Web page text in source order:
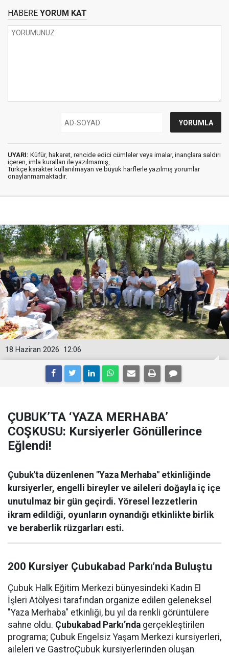
HABERE YORUM KAT
UYARI: Küfür, hakaret, rencide edici cümleler veya imalar, inançlara saldırı
içeren, imla kuralları ile yazılmamış,
Türkçe karakter kullanılmayan ve büyük harflerle yazılmış yorumlar
onaylanmamaktadır.
12:06
18 Haziran 2026
ÇUBUK’TA ‘YAZA MERHABA’
COŞKUSU: Kursiyerler Gönüllerince
Eğlendi!
Çubuk'ta düzenlenen "Yaza Merhaba" etkinliğinde
kursiyerler, engelli bireyler ve aileleri doğayla iç içe
unutulmaz bir gün geçirdi. Yöresel lezzetlerin
ikram edildiği, oyunların oynandığı etkinlikte birlik
ve beraberlik rüzgarları esti.
200 Kursiyer Çubukabad Parkı’nda Buluştu
Çubuk Halk Eğitim Merkezi bünyesindeki Kadın El
İşleri Atölyesi tarafından organize edilen geleneksel
"Yaza Merhaba" etkinliği, bu yıl da renkli görüntülere
sahne oldu. Çubukabad Parkı’nda gerçekleştirilen
programa; Çubuk Engelsiz Yaşam Merkezi kursiyerleri,
aileleri ve GastroÇubuk kursiyerlerinden oluşan